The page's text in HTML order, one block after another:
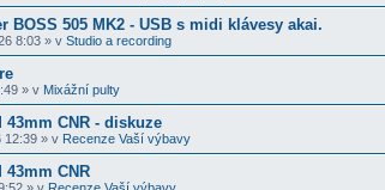
BOSS 505 MK2 - USB s midi klávesy akai.
8:03 » v Studio a recording
» v Mixážní pulty
43mm CNR - diskuze
12:39 » v Recenze Vaší výbavy
43mm CNR